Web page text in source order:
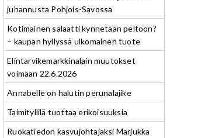
juhannusta Pohjois-Savossa
Kotimainen salaatti kynnetään peltoon?
– kaupan hyllyssä ulkomainen tuote
Elintarvikemarkkinalain muutokset
voimaan 22.6.2026
Annabelle on halutin perunalajike
Taimityllilä tuottaa erikoisuuksia
Ruokatiedon kasvujohtajaksi Marjukka